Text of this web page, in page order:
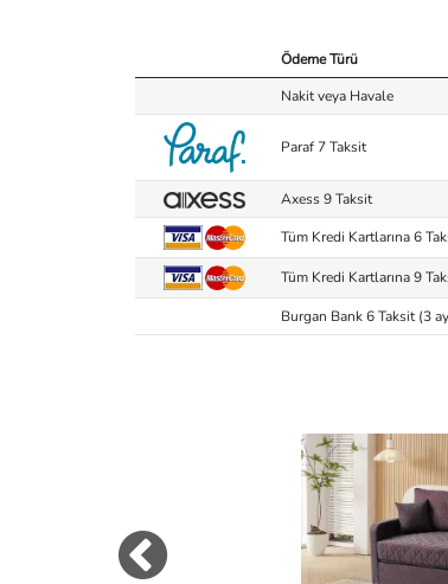
Ödeme Türü
Nakit veya Havale
Paraf 7 Taksit
Axess 9 Taksit
Tüm Kredi Kartlarına 6
Tüm Kredi Kartlarına 9
Burgan Bank 6 Taksit (3